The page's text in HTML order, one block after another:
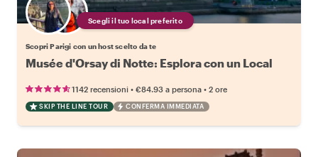
Scegli il tuo local preferito
Scopri Parigi con un host scelto da te
Musée d'Orsay di Notte: Esplora con un Local
1142 recensioni • €84.93 a persona • 2 ore
SKIP THE LINE TOUR CONFERMA IMMEDIATA